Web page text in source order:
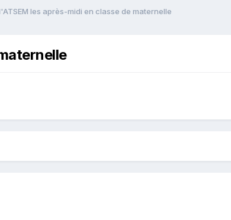
les après-midi en classe de maternelle